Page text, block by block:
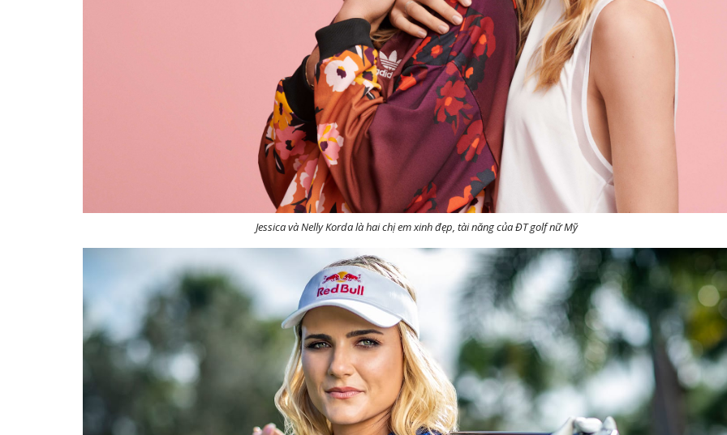
Jessica và Nelly Korda là hai chị em xinh đẹp, tài năng của ĐT golf nữ Mỹ